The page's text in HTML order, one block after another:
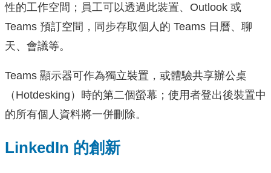
性的工作空間；員工可以透過此裝置、Outlook 或
Teams 預訂空間，同步存取個人的 Teams 日曆、聊
天、會議等。
Teams 顯示器可作為獨立裝置，或體驗共享辦公桌
（Hotdesking）時的第二個螢幕；使用者登出後裝置中
的所有個人資料將一併刪除。
LinkedIn 的創新